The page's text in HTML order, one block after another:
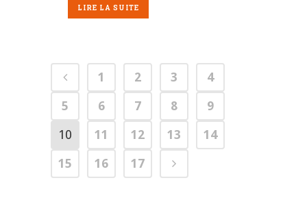
LIRE LA SUITE
1 2 3
4
5
6 7 8
9
10
11 12 13
14
15
16 17